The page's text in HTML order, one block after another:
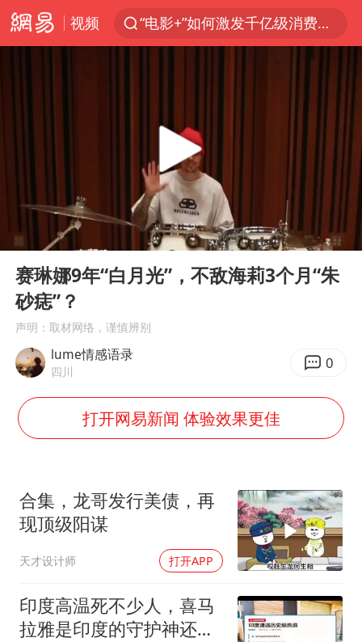
视频
“电影+”如何激发千亿级消费新活力？
名创优品回应女子吐槽内裤质量差
上海：台风白海豚或将带来龙卷风
秋天的第一杯奶茶到底有多火
国防部：坚决反制任何闹海挑衅图谋
东航：国内客票提前14天免费退改
胡彦斌获《歌手2026》歌王
“今天得有40℃了吧 为啥还不预警”
夯实基础开新局
Play
00:00 05:35
赛琳娜9年“白月光”，不敌海莉3个月“朱
砂痣”？
声明：取材网络，谨慎辨别
lume情感语录
四川 0
打开网易新闻 体验效果更佳
合集，龙哥发行美债，再
现顶级阳谋
天才设计师 打开APP
印度高温死不少人，喜马
拉雅是印度的守护神还是